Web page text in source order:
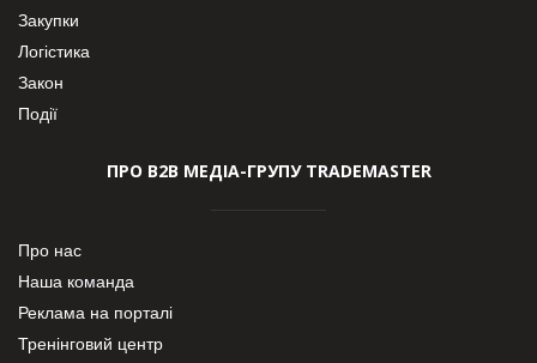
Закупки
Логістика
Закон
Події
ПРО В2В МЕДІА-ГРУПУ TRADEMASTER
Про нас
Наша команда
Реклама на порталі
Тренінговий центр